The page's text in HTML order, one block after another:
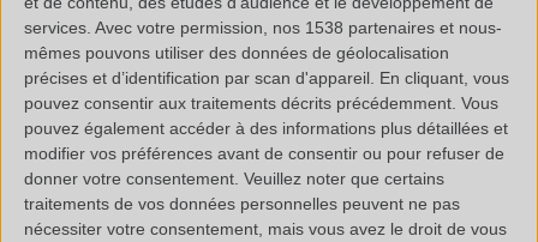
services. Avec votre permission, nos 1538 partenaires et nous-
mêmes pouvons utiliser des données de géolocalisation
précises et d’identification par scan d'appareil. En cliquant, vous
pouvez consentir aux traitements décrits précédemment. Vous
pouvez également accéder à des informations plus détaillées et
modifier vos préférences avant de consentir ou pour refuser de
donner votre consentement. Veuillez noter que certains
traitements de vos données personnelles peuvent ne pas
nécessiter votre consentement, mais vous avez le droit de vous
/
(33 0)4 88 29 31 69
CONTACT@POLYMEX.FR